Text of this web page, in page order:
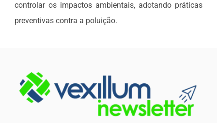
controlar os impactos ambientais, adotando práticas
preventivas contra a poluição.